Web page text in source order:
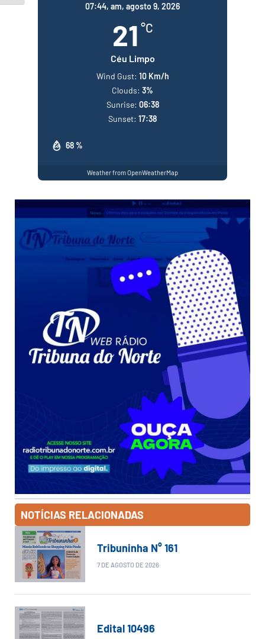
07:44, am, agosto 9, 2026
21 °C
Céu Limpo
68 %
Wind Gust: 10 Km/h
Clouds: 3%
Sunrise: 06:38
Sunset: 17:38
Weather from OpenWeatherMap
NOTÍCIAS RELACIONADAS
Tribuninha N° 161
7 DE AGOSTO DE 2026
Edital 10496